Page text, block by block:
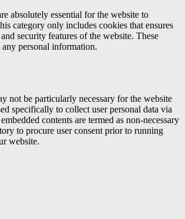
absolutely essential for the website to
category only includes cookies that ensures
security features of the website. These
personal information.
not be particularly necessary for the website
specifically to collect user personal data via
contents are termed as non-necessary
to procure user consent prior to running
website.